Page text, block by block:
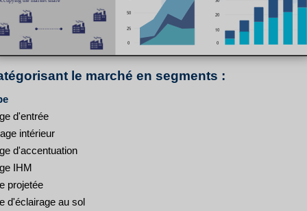
le marché en segments :
d'entrée
intérieur
d'accentuation
IHM
projetée
d'éclairage au sol